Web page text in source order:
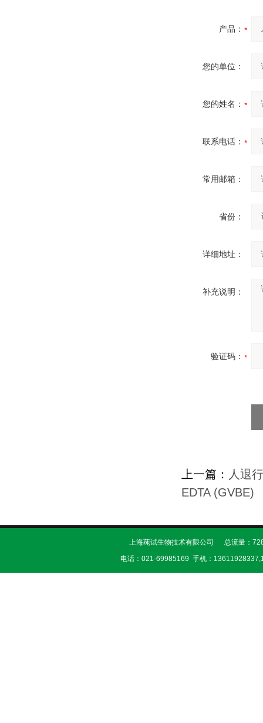
产品：
您的单位：
您的姓名：
联系电话：
常用邮箱：
省份：
详细地址：
补充说明：
验证码：
上一篇： 人退
EDTA (GVBE)
上海莼试生物技术有限公司 总流量：
电话：021-69985169 手机：